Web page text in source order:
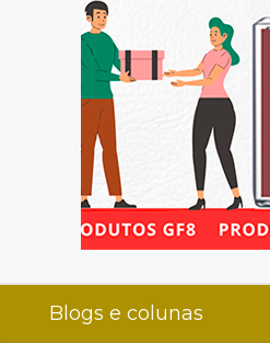
Blogs e colunas